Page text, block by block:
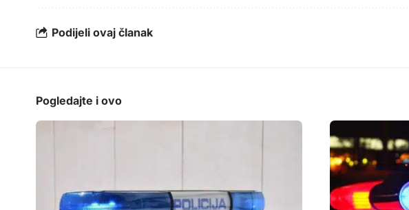
Podijeli ovaj članak
Pogledajte i ovo